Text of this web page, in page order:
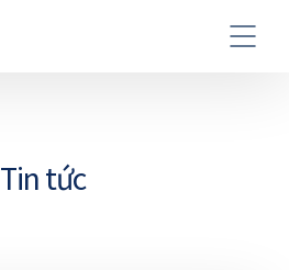
Tin tức